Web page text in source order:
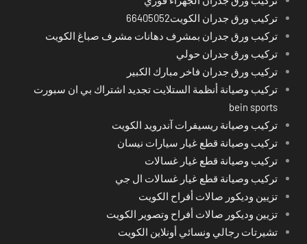
تركيب ورق جدران الكويت66405052
تركيب ورق جدران بمشرف دهانات مشرف صباغ الكويت
تركيب ورق جدران حولي
تركيب ورق جدران فاخر مبارك الكبير
تركيب وصيانة أنظمة الستلايت تجديد اشتراك بي ان سبورت
bein sports
تركيب وصيانة ريسيفرات آندرويد الكويت
تركيب وصيانة قطع غيار سيارات نيسان
تركيب وصيانة قطع غيار غسالات
تركيب وصيانة قطع غيار غسالات ال جي
تزيين وديكور صالات أفراح الكويت
تزيين وديكور صالات أفراح وتصوير الكويت
تشيرتات رجالي ونسائي أونلاين الكويت